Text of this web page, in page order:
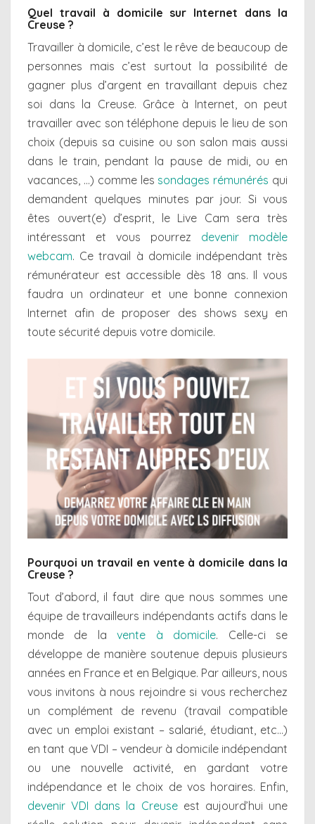
Quel travail à domicile sur Internet dans la
Creuse ?
Travailler à domicile, c’est le rêve de beaucoup de
personnes mais c’est surtout la possibilité de
gagner plus d’argent en travaillant depuis chez
soi dans la Creuse. Grâce à Internet, on peut
travailler avec son téléphone depuis le lieu de son
choix (depuis sa cuisine ou son salon mais aussi
dans le train, pendant la pause de midi, ou en
vacances, …) comme les sondages rémunérés qui
demandent quelques minutes par jour. Si vous
êtes ouvert(e) d’esprit, le Live Cam sera très
intéressant et vous pourrez devenir modèle
webcam. Ce travail à domicile indépendant très
rémunérateur est accessible dès 18 ans. Il vous
faudra un ordinateur et une bonne connexion
Internet afin de proposer des shows sexy en
toute sécurité depuis votre domicile.
Pourquoi un travail en vente à domicile dans la
Creuse ?
Tout d’abord, il faut dire que nous sommes une
équipe de travailleurs indépendants actifs dans le
monde de lavente à domicile. Celle-ci se
développe de manière soutenue depuis plusieurs
années en France et en Belgique. Par ailleurs, nous
vous invitons à nous rejoindre si vous recherchez
un complément de revenu (travail compatible
avec un emploi existant – salarié, étudiant, etc…)
en tant que VDI – vendeur à domicile indépendant
ou une nouvelle activité, en gardant votre
indépendance et le choix de vos horaires. Enfin,
devenir VDI dans la Creuseest aujourd’hui une